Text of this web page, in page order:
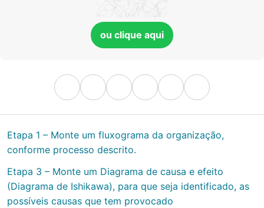
ou clique aqui
Etapa 1 – Monte um fluxograma da organização,
conforme processo descrito.
Etapa 3 – Monte um Diagrama de causa e efeito
(Diagrama de Ishikawa), para que seja identificado, as
possíveis causas que tem provocado